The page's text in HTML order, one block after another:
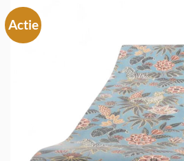
Actie